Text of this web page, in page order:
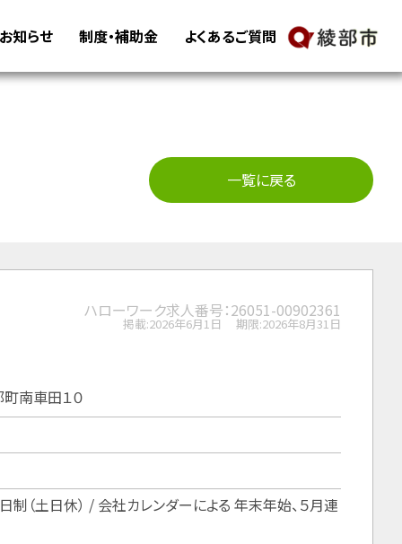
知らせ 制度・補助金 よくあるご質問
一覧に戻る
ハローワーク求人番号：26051-00902361
掲載:2026年6月1日 期限:2026年8月31日
南車田１０
制（土日休） / 会社カレンダーによる 年末年始、５月連